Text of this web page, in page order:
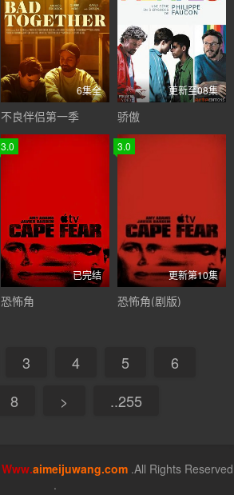
6集全
不良伴侣第一季
更新至08集
骄傲
3.0
已完结
恐怖角
3.0
更新第10集
恐怖角(剧版)
3 4 5
6
8 > ..255
Www.aimeijuwang.com .All Rights Reserved
.